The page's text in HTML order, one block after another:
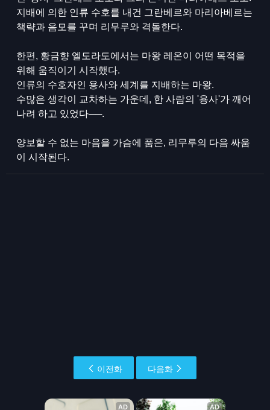
지배에 의한 인류 수호를 내건 그란베르와 마리아베르는
책략과 음모를 꾸며 리무루와 격돌한다.
한편, 황금향 엘도라도에서는 마왕 레온이 어떤 목적을
위해 움직이기 시작했다.
인류의 수호자인 용사와 세계를 지배하는 마왕.
수많은 생각이 교차하는 가운데, 한 사람의 '용사'가 깨어
나려 하고 있었다──.
양보할 수 없는 마음을 가슴에 품은, 리무루의 다음 싸움
이 시작된다.
이전화 다음화